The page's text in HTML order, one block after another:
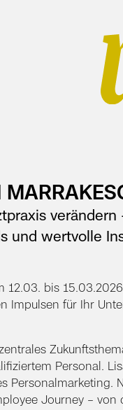
verändern
und wertvolle
12.03. bis
Impulsen für Ihr
Personal.
Personalmarketing.
Journey – von